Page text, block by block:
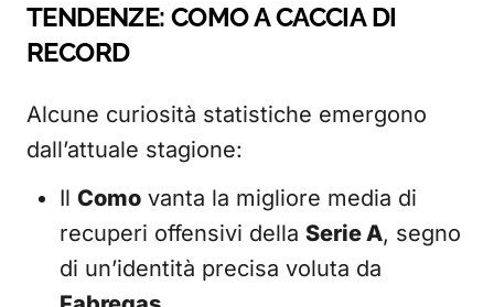
TENDENZE: COMO A CACCIA DI
RECORD
Alcune curiosità statistiche emergono
dall’attuale stagione:
Il Como vanta la migliore media di
recuperi offensivi della Serie A, segno
di un’identità precisa voluta da